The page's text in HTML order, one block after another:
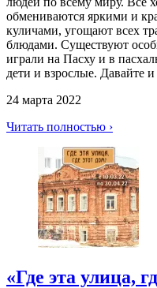
обмениваются яркими и
куличами, угощают всех
блюдами. Существуют
играли на Пасху и в
дети и взрослые. Давайте
24 марта 2022
Читать полностью ›
«Где эта улица,